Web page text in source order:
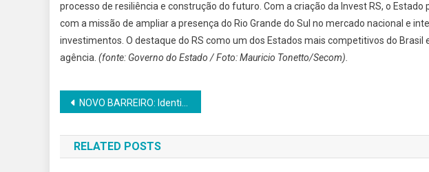
processo de resiliência e construção do futuro. Com a criação da Invest RS, o
com a missão de ampliar a presença do Rio Grande do Sul no mercado nacional e
investimentos. O destaque do RS como um dos Estados mais competitivos do Brasil
agência. (fonte: Governo do Estado / Foto: Mauricio Tonetto/Secom).
Navegação
de
Post
NOVO BARREIRO: Identificada a vítima fatal do acidente envolvendo carro e ônibus na RS 569
RELATED POSTS